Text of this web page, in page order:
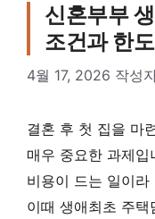
신혼부부
조건과 한
4월 17, 2026 작성
결혼 후 첫 집을 마
매우 중요한 과제
비용이 드는 일이
이때 생애최초 주